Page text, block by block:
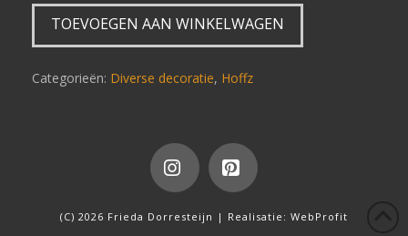
leer
maat
aantal
TOEVOEGEN AAN WINKELWAGEN
Categorieën: Diverse decoratie, Hoffz
InstagramPinterest
(C) 2026 Frieda Dorresteijn | Realisatie: WebProfit